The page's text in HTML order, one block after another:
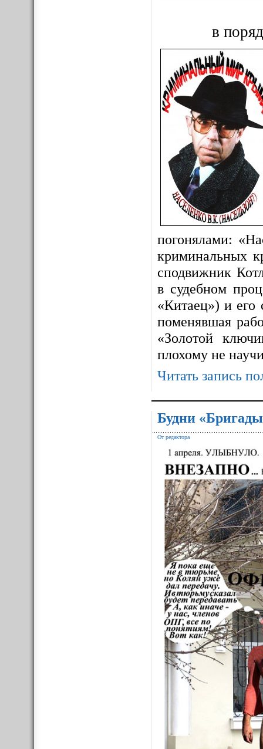
в
погонялами:
криминальных
сподвижник
в судебном
«Китаец») и
поменявшая
«Золотой
плохому не
Читать запись
Будни
От редактора